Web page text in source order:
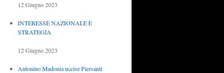
12 Giugno 2023
INTERESSE NAZIONALE E
STRATEGIA
12 Giugno 2023
Antonino Madonia uccise Piersanti